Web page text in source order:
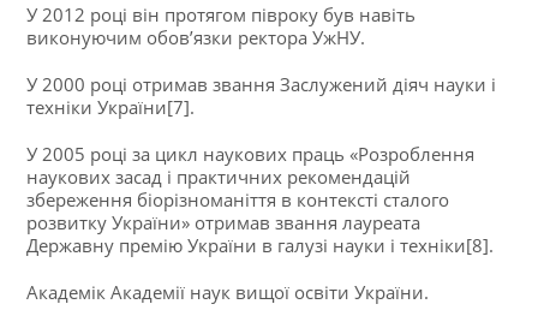
У 2012 році він протягом півроку був навіть
виконуючим обов’язки ректора УжНУ.
У 2000 році отримав звання Заслужений діяч науки і
техніки України[7].
У 2005 році за цикл наукових праць «Розроблення
наукових засад і практичних рекомендацій
збереження біорізноманіття в контексті сталого
розвитку України» отримав звання лауреата
Державну премію України в галузі науки і техніки[8].
Академік Академії наук вищої освіти України.